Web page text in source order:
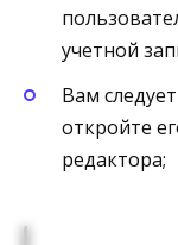
учетной
Вам
откройте
редактора;